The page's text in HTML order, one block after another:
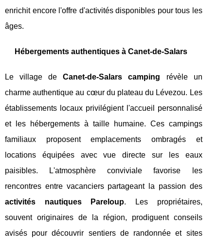
enrichit encore l'offre d'activités disponibles pour tous les
âges.
Hébergements authentiques à Canet-de-Salars
Le village deCanet-de-Salars camping révèle un
charme authentique au cœur du plateau du Lévezou. Les
établissements locaux privilégient l'accueil personnalisé
et les hébergements à taille humaine. Ces campings
familiaux proposent emplacements ombragés et
locations équipées avec vue directe sur les eaux
paisibles. L'atmosphère conviviale favorise les
rencontres entre vacanciers partageant la passion des
activités nautiques Pareloup. Les propriétaires,
souvent originaires de la région, prodiguent conseils
avisés pour découvrir sentiers de randonnée et sites